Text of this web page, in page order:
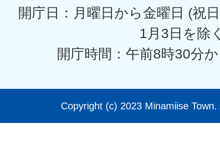
開庁日：月曜日から金曜日 (祝
1月3日を除
開庁時間：午前8時30分
Copyright (c) 2023 Minamiise